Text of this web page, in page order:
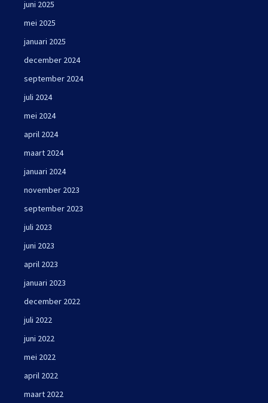
juni 2025
mei 2025
januari 2025
december 2024
september 2024
juli 2024
mei 2024
april 2024
maart 2024
januari 2024
november 2023
september 2023
juli 2023
juni 2023
april 2023
januari 2023
december 2022
juli 2022
juni 2022
mei 2022
april 2022
maart 2022